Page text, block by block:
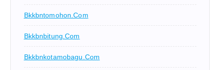
Bkkbntomohon.com
Bkkbnbitung.com
Bkkbnkotamobagu.com